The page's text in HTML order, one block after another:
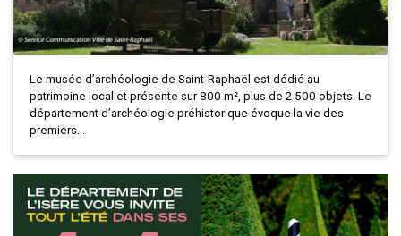
Le musée d’archéologie de Saint-Raphaël est dédié au
patrimoine local et présente sur 800 m², plus de 2 500 objets. Le
département d’archéologie préhistorique évoque la vie des
premiers...